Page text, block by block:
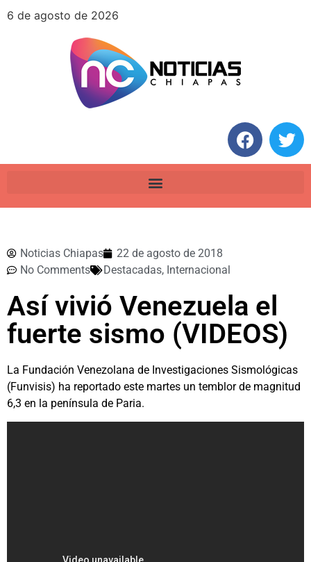
6 de agosto de 2026
Noticias Chiapas
22 de agosto de 2018
No Comments
Destacadas, Internacional
Así vivió Venezuela el
fuerte sismo (VIDEOS)
La Fundación Venezolana de Investigaciones Sismológicas
(Funvisis) ha reportado este martes un temblor de magnitud
6,3 en la península de Paria.